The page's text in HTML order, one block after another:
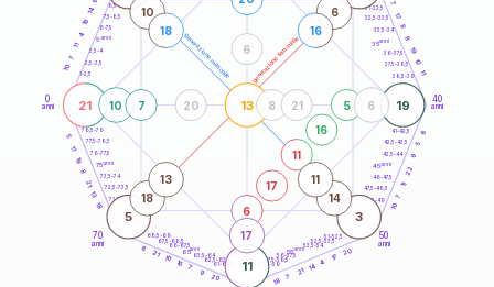
generazione maschile generazione femminile
0
anni
40
anni
50
anni
70
anni
1-2,5
2,5-3,5
3,5-4
6-7,5
7,5-8,5
8,5-9
31-32,5
32,5-33,5
33,5-34
36-37,5
37,5-38,5
38,5-39
41-42,5
42,5-43,5
43,5-44
46-47,5
47,5-48,5
48,5-49
51-52,5
52,5-53,5
53,5-54
56-57,5
57,5-58,5
58,5-59
61-62,5
62,5-63,5
63,5-64
66-67,5
67,5-68,5
68,5-69
71-72,5
72,5-73,5
73,5-74
76-77,5
77,5-78,5
78,5-79
10
7
11
4
18
14
7
17
8
9
19
10
11
6
5
9
22
11
7
10
20
17
4
14
21
7
18
20
9
7
16
10
21
8
18
13
21
8
19
11
5
21 19
11
13
5 3
6
17
11
16
5
10 6
17
7 8 21
20
6
10
18
6
16
18
13
14
11
5anni
35anni
45anni
55anni
65anni
75anni